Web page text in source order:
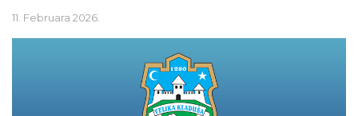
11. Februara 2026.